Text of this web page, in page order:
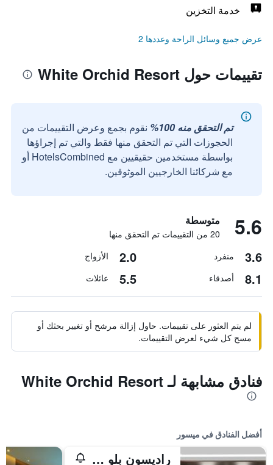
خدمة التخزين
عرض جميع وسائل الراحة وعددها 2
تقييمات حول White Orchid Resort
تم التحقق منه 100%
نقوم بجمع وعرض التقييمات من
الحجوزات التي تم التحقق منها فقط والتي تم إجراؤها
بواسطة مستخدمين حقيقيين مع HotelsCombined أو
مع شركائنا الخارجيين الموثوقين.
5.6 متوسطة
20 من التقييمات تم التحقق منها
3.6 منفرد 2.0 الأزواج
8.1 أصدقاء 5.5 عائلات
لم يتم العثور على تقييمات. حاول إزالة مرشح أو تغيير بحثك أو
مسح كل شيء لعرض التقييمات.
فنادق مشابهة لـ White Orchid Resort
أفضل الفنادق في ميسور
راديسون بلو بلازا هوتل ميسور